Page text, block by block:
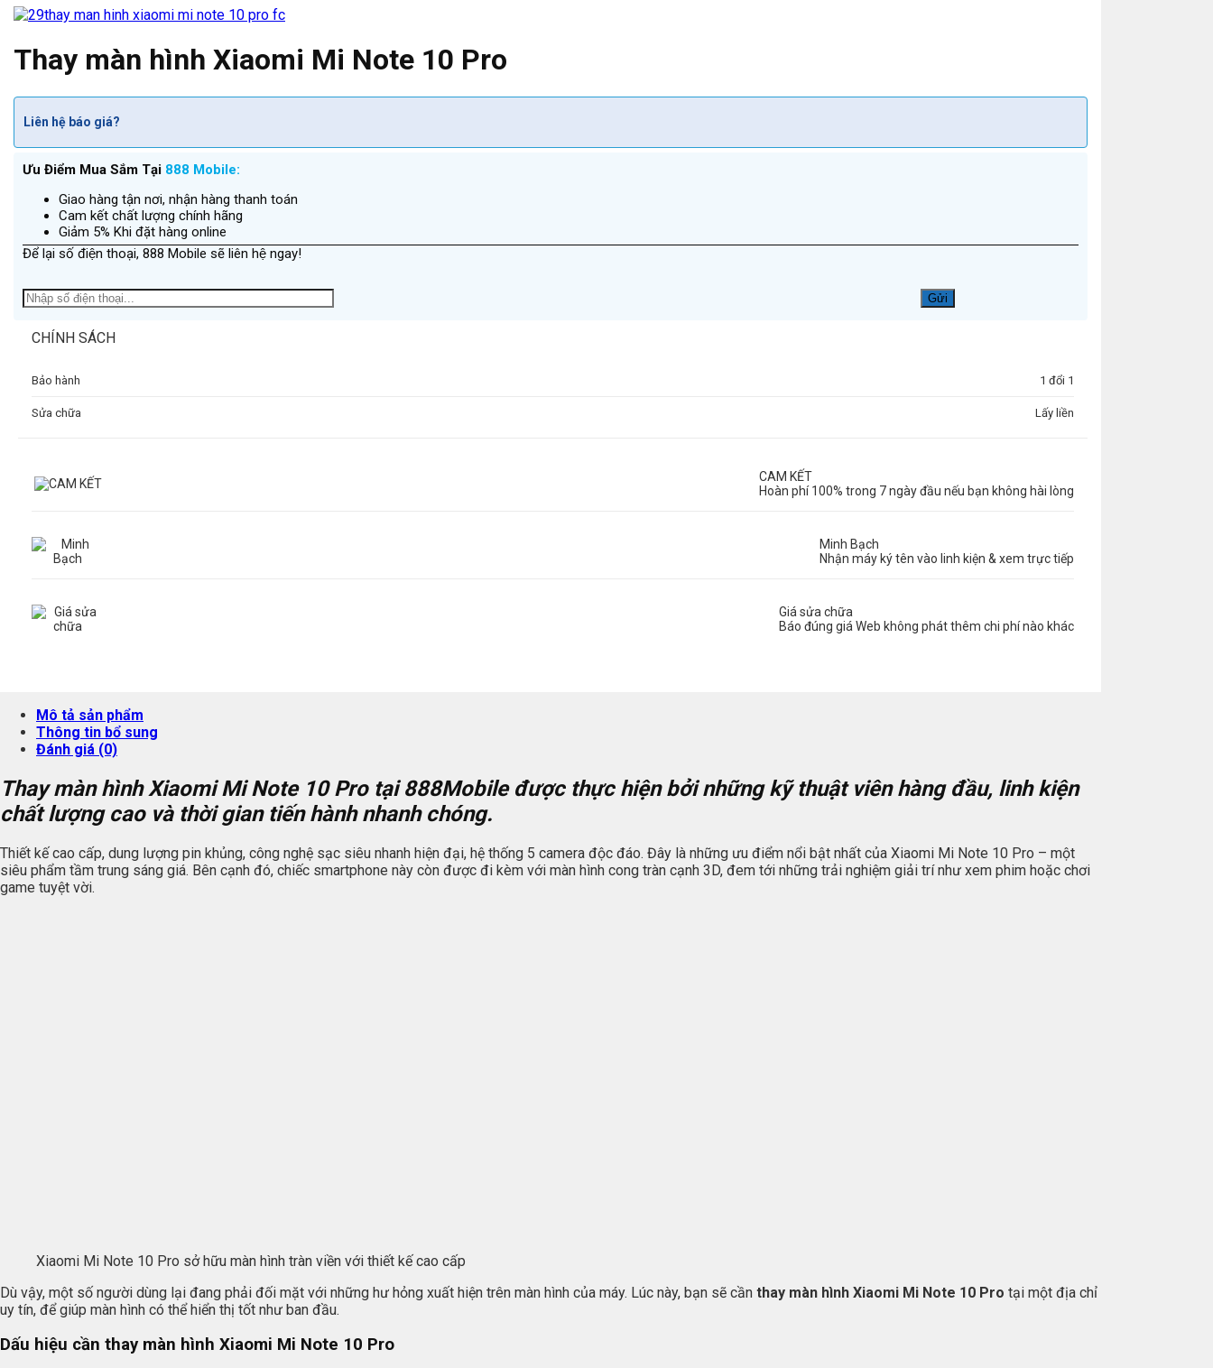
Thay màn hình Xiaomi Mi Note 10 Pro
Liên hệ báo giá?
Ưu Điểm Mua Sắm Tại 888 Mobile:
Giao hàng tận nơi, nhận hàng thanh toán
Cam kết chất lượng chính hãng
Giảm 5% Khi đặt hàng online
Để lại số điện thoại, 888 Mobile sẽ liên hệ ngay!
CHÍNH SÁCH
Bảo hành 1 đổi 1
Sửa chữa Lấy liền
CAM KẾT
Hoàn phí 100% trong 7 ngày đầu nếu bạn không hài lòng
Minh Bạch
Nhận máy ký tên vào linh kiện & xem trực tiếp
Giá sửa chữa
Báo đúng giá Web không phát thêm chi phí nào khác
Mô tả sản phẩm
Thông tin bổ sung
Đánh giá (0)
Thay màn hình Xiaomi Mi Note 10 Pro tại888Mobile được thực hiện bởi những kỹ thuật viên hàng đầu, linh kiện
chất lượng cao và thời gian tiến hành nhanh chóng.
Thiết kế cao cấp, dung lượng pin khủng, công nghệ sạc siêu nhanh hiện đại, hệ thống 5 camera độc đáo. Đây là những ưu điểm nổi bật nhất của Xiaomi Mi Note 10 Pro – một
siêu phẩm tầm trung sáng giá. Bên cạnh đó, chiếc smartphone này còn được đi kèm với màn hình cong tràn cạnh 3D, đem tới những trải nghiệm giải trí như xem phim hoặc chơi
game tuyệt vời.
Xiaomi Mi Note 10 Pro sở hữu màn hình tràn viền với thiết kế cao cấp
Dù vậy, một số người dùng lại đang phải đối mặt với những hư hỏng xuất hiện trên màn hình của máy. Lúc này, bạn sẽ cần thay màn hình Xiaomi Mi Note 10 Pro tại một địa chỉ
uy tín, để giúp màn hình có thể hiển thị tốt như ban đầu.
Dấu hiệu cần thay màn hình Xiaomi Mi Note 10 Pro